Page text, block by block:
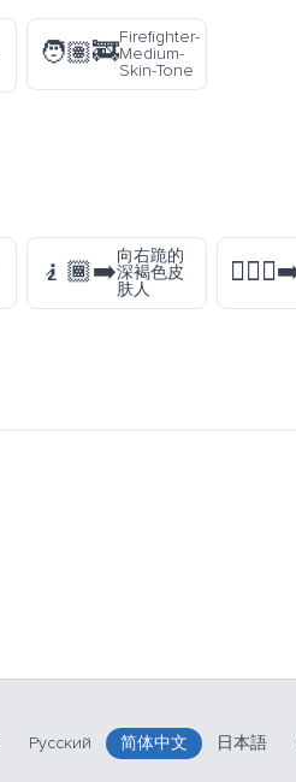
🧑🏽‍🚒
Firefighter-
Medium-
Skin-Tone
🧎🏾‍➡️
向右跪的
深褐色皮
肤人
Русский 简体中文 日本語